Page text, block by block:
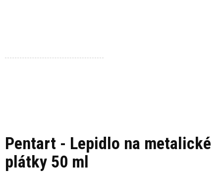
Pentart - Lepidlo na metalické
plátky 50 ml